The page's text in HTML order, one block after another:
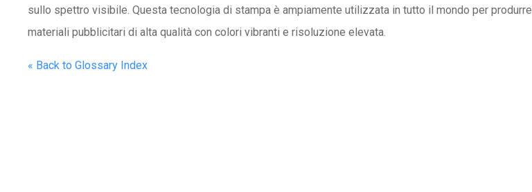
sullo spettro visibile. Questa tecnologia di stampa è ampiamente utilizzata in tutto il mondo per produrre
materiali pubblicitari di alta qualità con colori vibranti e risoluzione elevata.
« Back to Glossary Index